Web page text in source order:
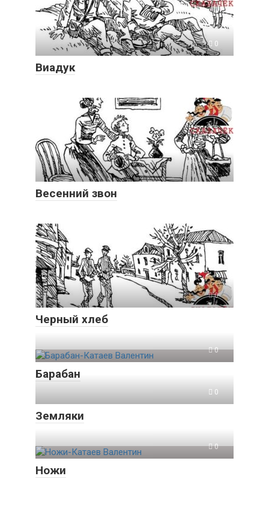
0
Виадук
0
Весенний звон
0
Черный хлеб
0
Барабан
0
Земляки
0
Ножи